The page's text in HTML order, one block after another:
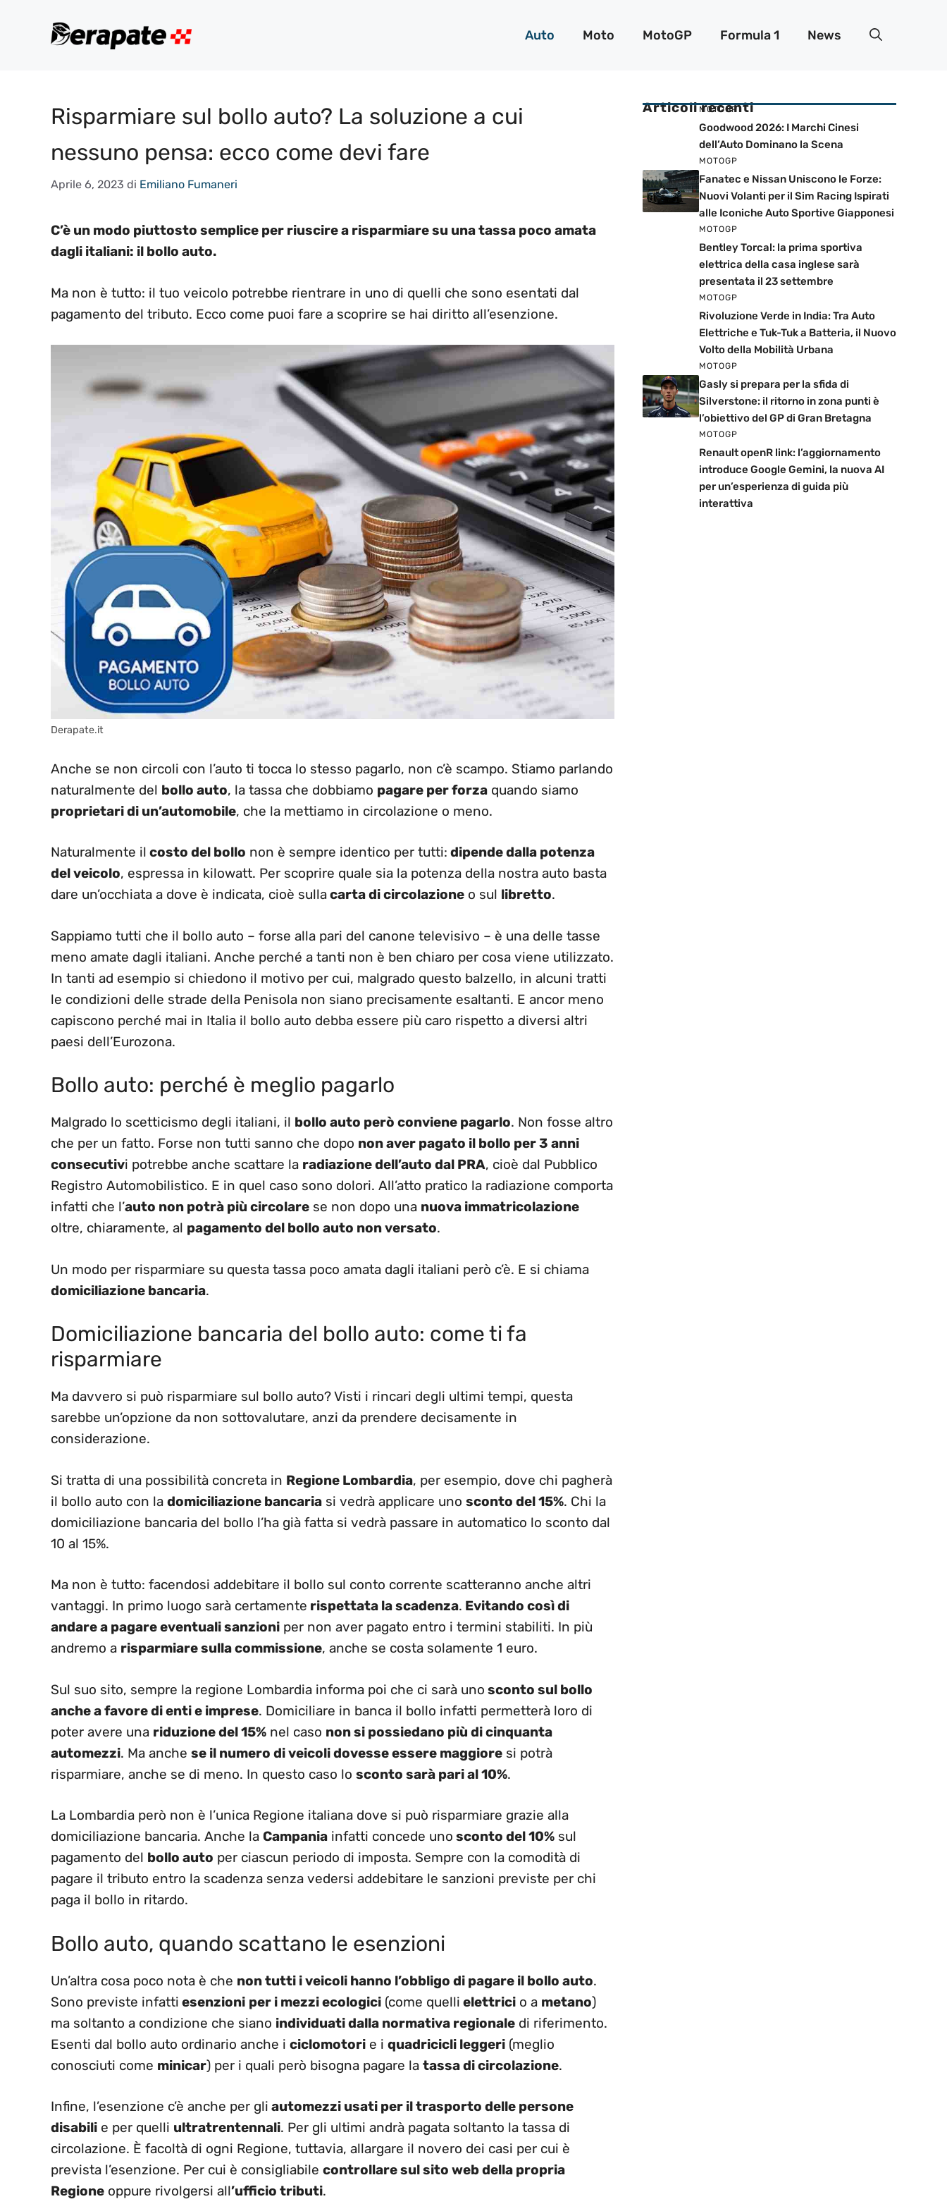
Auto Moto MotoGP Formula 1 News
Risparmiare sul bollo auto? La soluzione a cui
nessuno pensa: ecco come devi fare
Aprile 6, 2023 di Emiliano Fumaneri
C’è un modo piuttosto semplice per riuscire a risparmiare su una tassa poco amata
dagli italiani: il bollo auto.
Ma non è tutto: il tuo veicolo potrebbe rientrare in uno di quelli che sono esentati dal
pagamento del tributo. Ecco come puoi fare a scoprire se hai diritto all’esenzione.
Derapate.it
Anche se non circoli con l’auto ti tocca lo stesso pagarlo, non c’è scampo. Stiamo parlando
naturalmente del bollo auto, la tassa che dobbiamo pagare per forza quando siamo
proprietari di un’automobile, che la mettiamo in circolazione o meno.
Naturalmente il costo del bollo non è sempre identico per tutti: dipende dalla potenza
del veicolo, espressa in kilowatt. Per scoprire quale sia la potenza della nostra auto basta
dare un’occhiata a dove è indicata, cioè sullacarta di circolazione o sul libretto.
Sappiamo tutti che il bollo auto – forse alla pari del canone televisivo – è una delle tasse
meno amate dagli italiani. Anche perché a tanti non è ben chiaro per cosa viene utilizzato.
In tanti ad esempio si chiedono il motivo per cui, malgrado questo balzello, in alcuni tratti
le condizioni delle strade della Penisola non siano precisamente esaltanti. E ancor meno
capiscono perché mai in Italia il bollo auto debba essere più caro rispetto a diversi altri
paesi dell’Eurozona.
Bollo auto: perché è meglio pagarlo
Malgrado lo scetticismo degli italiani, il bollo auto però conviene pagarlo. Non fosse altro
che per un fatto. Forse non tutti sanno che dopo non aver pagato il bollo per 3 anni
consecutivi potrebbe anche scattare la radiazione dell’auto dal PRA, cioè dal Pubblico
Registro Automobilistico. E in quel caso sono dolori. All’atto pratico la radiazione comporta
infatti che l’auto non potrà più circolare se non dopo una nuova immatricolazione
oltre, chiaramente, al pagamento del bollo auto non versato.
Un modo per risparmiare su questa tassa poco amata dagli italiani però c’è. E si chiama
domiciliazione bancaria.
Domiciliazione bancaria del bollo auto: come ti fa
risparmiare
Ma davvero si può risparmiare sul bollo auto? Visti i rincari degli ultimi tempi, questa
sarebbe un’opzione da non sottovalutare, anzi da prendere decisamente in
considerazione.
Si tratta di una possibilità concreta in Regione Lombardia, per esempio, dove chi pagherà
il bollo auto con la domiciliazione bancaria si vedrà applicare uno sconto del 15%. Chi la
domiciliazione bancaria del bollo l’ha già fatta si vedrà passare in automatico lo sconto dal
10 al 15%.
Ma non è tutto: facendosi addebitare il bollo sul conto corrente scatteranno anche altri
vantaggi. In primo luogo sarà certamente rispettata la scadenza. Evitando così di
andare a pagare eventuali sanzioni per non aver pagato entro i termini stabiliti. In più
andremo a risparmiare sulla commissione, anche se costa solamente 1 euro.
Sul suo sito, sempre la regione Lombardia informa poi che ci sarà uno sconto sul bollo
anche a favore di enti e imprese. Domiciliare in banca il bollo infatti permetterà loro di
poter avere una riduzione del 15% nel caso non si possiedano più di cinquanta
automezzi. Ma anche se il numero di veicoli dovesse essere maggiore si potrà
risparmiare, anche se di meno. In questo caso lo sconto sarà pari al 10%.
La Lombardia però non è l’unica Regione italiana dove si può risparmiare grazie alla
domiciliazione bancaria. Anche la Campania infatti concede uno sconto del 10% sul
pagamento del bollo auto per ciascun periodo di imposta. Sempre con la comodità di
pagare il tributo entro la scadenza senza vedersi addebitare le sanzioni previste per chi
paga il bollo in ritardo.
Bollo auto, quando scattano le esenzioni
Un’altra cosa poco nota è che non tutti i veicoli hanno l’obbligo di pagare il bollo auto.
Sono previste infatti esenzioni per i mezzi ecologici (come quelli elettrici o a metano)
ma soltanto a condizione che siano individuati dalla normativa regionale di riferimento.
Esenti dal bollo auto ordinario anche i ciclomotori e i quadricicli leggeri (meglio
conosciuti come minicar) per i quali però bisogna pagare la tassa di circolazione.
Infine, l’esenzione c’è anche per gli automezzi usati per il trasporto delle persone
disabili e per quelli ultratrentennali. Per gli ultimi andrà pagata soltanto la tassa di
circolazione. È facoltà di ogni Regione, tuttavia, allargare il novero dei casi per cui è
prevista l’esenzione. Per cui è consigliabile controllare sul sito web della propria
Regione oppure rivolgersi all’ufficio tributi.
Articoli recenti
MOTOGP
Goodwood 2026: I Marchi Cinesi
dell’Auto Dominano la Scena
MOTOGP
Fanatec e Nissan Uniscono le Forze:
Nuovi Volanti per il Sim Racing Ispirati
alle Iconiche Auto Sportive Giapponesi
MOTOGP
Bentley Torcal: la prima sportiva
elettrica della casa inglese sarà
presentata il 23 settembre
MOTOGP
Rivoluzione Verde in India: Tra Auto
Elettriche e Tuk-Tuk a Batteria, il Nuovo
Volto della Mobilità Urbana
MOTOGP
Gasly si prepara per la sfida di
Silverstone: il ritorno in zona punti è
l’obiettivo del GP di Gran Bretagna
MOTOGP
Renault openR link: l’aggiornamento
introduce Google Gemini, la nuova AI
per un’esperienza di guida più
interattiva